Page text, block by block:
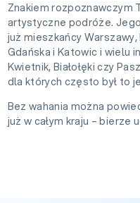
Znakiem rozpoznawczym
artystyczne podróże.
już mieszkańcy Warszawy,
Gdańska i Katowic i wielu
Kwietnik, Białołęki czy
dla których często był to
Bez wahania można
już w całym kraju – bierze